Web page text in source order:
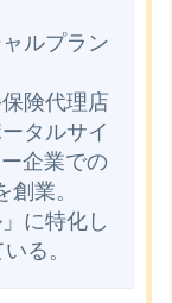
ルプラン
険代理店
タルサイ
企業での
業。
に特化し